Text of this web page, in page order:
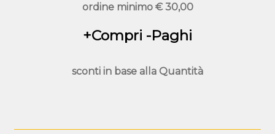
ordine minimo€ 30,00
+Compri -Paghi
sconti in base alla Quantità